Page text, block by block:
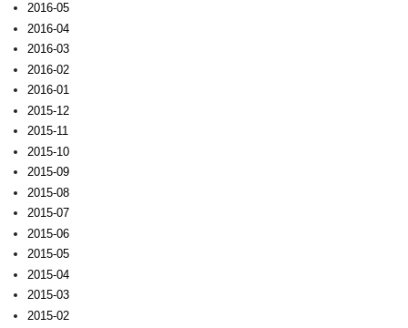
2016-05
2016-04
2016-03
2016-02
2016-01
2015-12
2015-11
2015-10
2015-09
2015-08
2015-07
2015-06
2015-05
2015-04
2015-03
2015-02